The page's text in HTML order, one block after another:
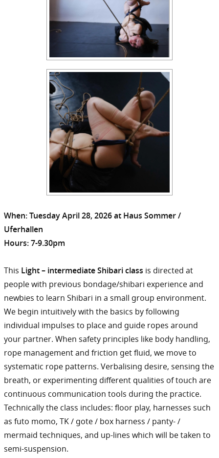
When: Tuesday April 28,2026 at Haus Sommer /
Uferhallen
Hours: 7-9.30pm
This Light – intermediate Shibariclass is directed at
people with previous bondage/shibari experience and
newbies to learn Shibari in a small group environment.
We begin intuitively with the basics by following
individual impulses to place and guide ropes around
your partner. When safety principles like body handling,
rope management and friction get fluid, we move to
systematic rope patterns. Verbalising desire, sensing the
breath, or experimenting different qualities of touch are
continuous communication tools during the practice.
Technically the class includes: floor play, harnesses such
as futo momo, TK / gote / box harness / panty- /
mermaid techniques, and up-lines which will be taken to
semi-suspension.